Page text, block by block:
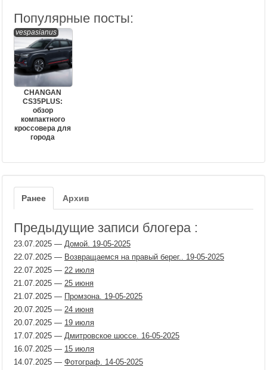
Популярные посты:
vespasianus
CHANGAN
CS35PLUS:
обзор
компактного
кроссовера для
города
Ранее Архив
Предыдущие записи блогера :
23.07.2025 — Домой. 19-05-2025
22.07.2025 — Возвращаемся на правый берег.. 19-05-2025
22.07.2025 — 22 июля
21.07.2025 — 25 июня
21.07.2025 — Промзона. 19-05-2025
20.07.2025 — 24 июня
20.07.2025 — 19 июля
17.07.2025 — Дмитровское шоссе. 16-05-2025
16.07.2025 — 15 июля
14.07.2025 — Фотограф. 14-05-2025